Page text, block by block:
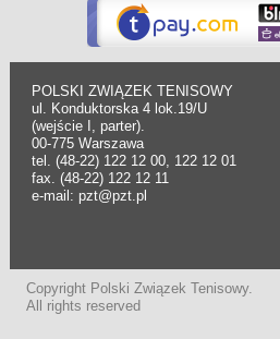
POLSKI ZWIĄZEK TENISOWY
ul. Konduktorska 4 lok.19/U
(wejście I, parter).
00-775 Warszawa
tel. (48-22) 122 12 00, 122 12 01
fax. (48-22) 122 12 11
e-mail: pzt@pzt.pl
Copyright Polski Związek Tenisowy.
All rights reserved